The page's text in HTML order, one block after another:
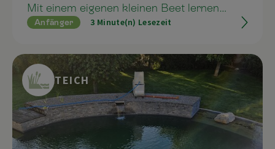
Mit einem eigenen kleinen Beet lernen
Kinder spielerisch, wie Pflanzen wachsen,
Zusammenhänge der Natur und erfahren
das Erfolgserlebnis, wenn aus einem Samen
eine blühende Pflanze wird. Im Beitrag wird
erklärt, wie Kinder spielerisch ans Gärtnern
herangeführt werden – vom Beet anlegen
übers Gießen mit Effektiven
Anfänger 3 Minute(n) Lesezeit
TEICH